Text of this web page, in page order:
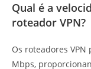
Qual é a
roteador VPN?
Os roteadores
Mbps,